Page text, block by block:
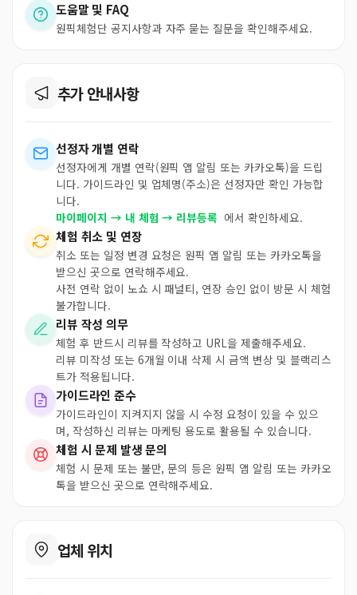
도움말 및 FAQ
원픽체험단 공지사항과 자주 묻는 질문을 확인해주세요.
추가 안내사항
선정자 개별 연락
선정자에게 개별 연락(원픽 앱 알림 또는 카카오톡)을 드립
니다. 가이드라인 및 업체명(주소)은 선정자만 확인 가능합
니다.
마이페이지 → 내 체험 → 리뷰등록 에서 확인하세요.
체험 취소 및 연장
취소 또는 일정 변경 요청은 원픽 앱 알림 또는 카카오톡을
받으신 곳으로 연락해주세요.
사전 연락 없이 노쇼 시 패널티, 연장 승인 없이 방문 시 체험
불가합니다.
리뷰 작성 의무
체험 후 반드시 리뷰를 작성하고 URL을 제출해주세요.
리뷰 미작성 또는 6개월 이내 삭제 시 금액 변상 및 블랙리스
트가 적용됩니다.
가이드라인 준수
가이드라인이 지켜지지 않을 시 수정 요청이 있을 수 있으
며, 작성하신 리뷰는 마케팅 용도로 활용될 수 있습니다.
체험 시 문제 발생 문의
체험 시 문제 또는 불만, 문의 등은 원픽 앱 알림 또는 카카오
톡을 받으신 곳으로 연락해주세요.
업체 위치